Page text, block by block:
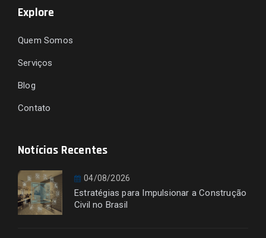
Explore
Quem Somos
Serviços
Blog
Contato
Notícias Recentes
04/08/2026
Estratégias para Impulsionar a Construção
Civil no Brasil